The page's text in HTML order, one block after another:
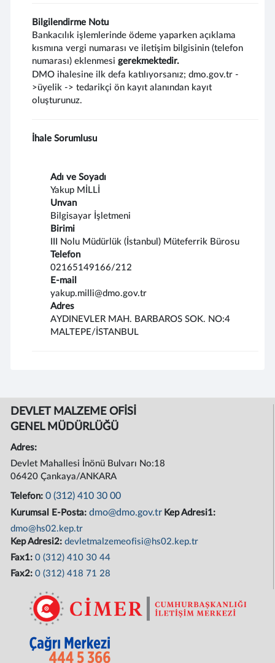
Bilgilendirme Notu
Bankacılık işlemlerinde ödeme yaparken açıklama
kısmına vergi numarası ve iletişim bilgisinin (telefon
numarası) eklenmesigerekmektedir.
DMO ihalesine ilk defa katılıyorsanız; dmo.gov.tr -
>üyelik -> tedarikçi ön kayıt alanından kayıt
oluşturunuz.
İhale Sorumlusu
Adı ve Soyadı
Yakup MİLLİ
Unvan
Bilgisayar İşletmeni
Birimi
III Nolu Müdürlük (İstanbul) Müteferrik Bürosu
Telefon
02165149166/212
E-mail
yakup.milli@dmo.gov.tr
Adres
AYDINEVLER MAH. BARBAROS SOK. NO:4
MALTEPE/İSTANBUL
DEVLET MALZEME OFİSİ
GENEL MÜDÜRLÜĞÜ
Adres:
Devlet Mahallesi İnönü Bulvarı No:18
06420 Çankaya/ANKARA
Telefon:0 (312) 410 30 00
Kurumsal E-Posta:dmo@dmo.gov.tr Kep Adresi1:
dmo@hs02.kep.tr
Kep Adresi2:devletmalzemeofisi@hs02.kep.tr
Fax1:0 (312) 410 30 44
Fax2:0 (312) 418 71 28